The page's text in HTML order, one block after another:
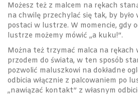
Możesz też z malcem na rękach
na chwilę przechylać się tak, by było
postaci w lustrze. W momencie, gdy
lustrze możemy mówić „a kuku!”.
Można też trzymać malca na rękach
przodem do świata, w ten sposób
pozwolić maluszkowi na dokładne
odbicia włącznie z palcowaniem po
„nawiązać kontakt” z własnym